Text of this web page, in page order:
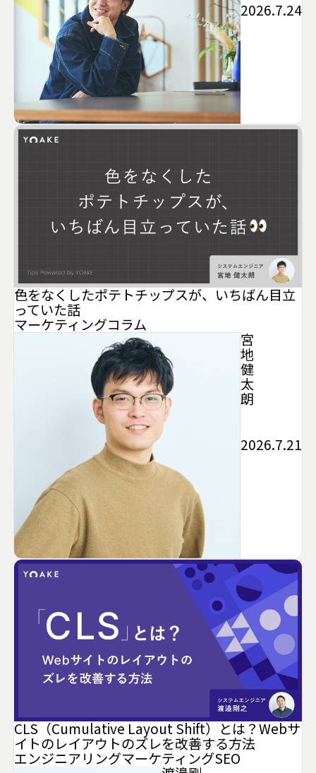
2026.7.24
色をなくしたポテトチップスが、いちばん目立
っていた話
マーケティングコラム
宮
地
健
太
朗
2026.7.21
CLS（Cumulative Layout Shift）とは？Webサ
イトのレイアウトのズレを改善する方法
エンジニアリングマーケティングSEO